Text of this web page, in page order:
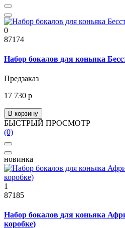
0
87174
Набор бокалов для коньяка
Предзаказ
17 730 р
В корзину
БЫСТРЫЙ ПРОСМОТР
(0)
новинка
1
87185
Набор бокалов для коньяка
коробке)